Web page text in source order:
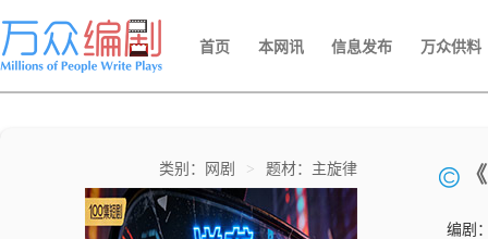
首页 本网讯 信息发布 万众供料
类别：网剧 > 题材：主旋律
编剧